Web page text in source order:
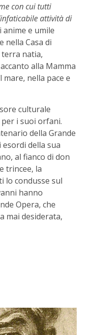
con cui tutti
attività di
e umile
nella Casa di
terra natia,
alla Mamma
nella pace e
culturale
i suoi orfani.
della Grande
della sua
al fianco di don
trincee, la
lo condusse sul
hanno
Opera, che
mai desiderata,